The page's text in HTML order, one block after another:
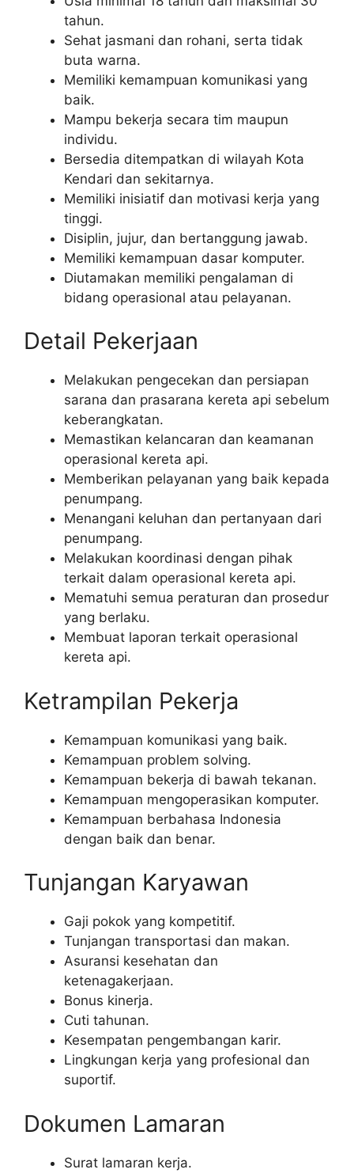
tahun.
Sehat jasmani dan rohani, serta tidak
buta warna.
Memiliki kemampuan komunikasi yang
baik.
Mampu bekerja secara tim maupun
individu.
Bersedia ditempatkan di wilayah Kota
Kendari dan sekitarnya.
Memiliki inisiatif dan motivasi kerja yang
tinggi.
Disiplin, jujur, dan bertanggung jawab.
Memiliki kemampuan dasar komputer.
Diutamakan memiliki pengalaman di
bidang operasional atau pelayanan.
Detail Pekerjaan
Melakukan pengecekan dan persiapan
sarana dan prasarana kereta api sebelum
keberangkatan.
Memastikan kelancaran dan keamanan
operasional kereta api.
Memberikan pelayanan yang baik kepada
penumpang.
Menangani keluhan dan pertanyaan dari
penumpang.
Melakukan koordinasi dengan pihak
terkait dalam operasional kereta api.
Mematuhi semua peraturan dan prosedur
yang berlaku.
Membuat laporan terkait operasional
kereta api.
Ketrampilan Pekerja
Kemampuan komunikasi yang baik.
Kemampuan problem solving.
Kemampuan bekerja di bawah tekanan.
Kemampuan mengoperasikan komputer.
Kemampuan berbahasa Indonesia
dengan baik dan benar.
Tunjangan Karyawan
Gaji pokok yang kompetitif.
Tunjangan transportasi dan makan.
Asuransi kesehatan dan
ketenagakerjaan.
Bonus kinerja.
Cuti tahunan.
Kesempatan pengembangan karir.
Lingkungan kerja yang profesional dan
suportif.
Dokumen Lamaran
Surat lamaran kerja.